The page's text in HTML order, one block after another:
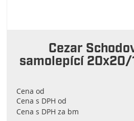
Cezar
samolepící 20x20/
Cena od
Cena s DPH od
Cena s DPH za bm